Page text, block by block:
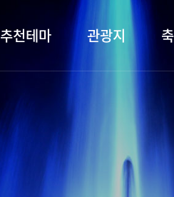
추천테마
행주산성
서오릉/서삼릉
관광지
행사소개
프로그램 안내
대표먹거리
전통시장